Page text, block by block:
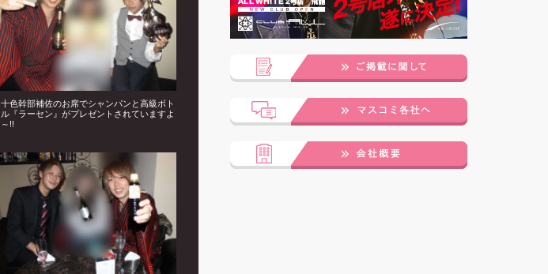
十色幹部補佐のお席でシャンパンと高級ボト
ル『ラーセン』がプレゼントされていますよ
～!!